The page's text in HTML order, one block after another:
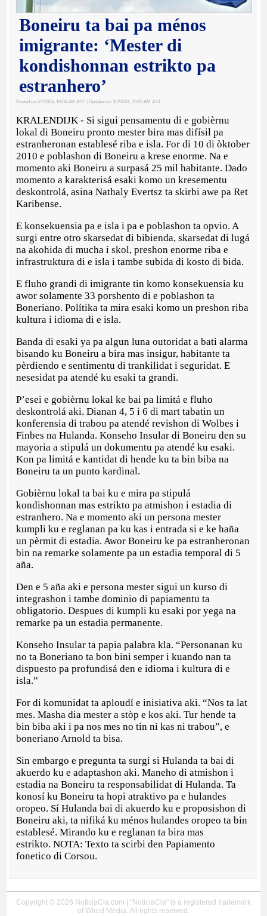
Boneiru ta bai pa ménos
imigrante: ‘Mester di
kondishonnan estrikto pa
estranhero’
Posted on 3/7/2024, 10:04 AM AST | Updated on 3/7/2024, 10:05 AM AST
KRALENDIJK - Si sigui pensamentu di e gobièrnu
lokal di Boneiru pronto mester bira mas difísil pa
estranheronan establesé riba e isla. For di 10 di òktober
2010 e poblashon di Boneiru a krese enorme. Na e
momento aki Boneiru a surpasá 25 mil habitante. Dado
momento a karakterisá esaki komo un kresementu
deskontrolá, asina Nathaly Evertsz ta skirbi awe pa Ret
Karibense.
E konsekuensia pa e isla i pa e poblashon ta opvio. A
surgi entre otro skarsedat di bibienda, skarsedat di lugá
na akohida di mucha i skol, preshon enorme riba e
infrastruktura di e isla i tambe subida di kosto di bida.
E fluho grandi di imigrante tin komo konsekuensia ku
awor solamente 33 porshento di e poblashon ta
Boneriano. Polítika ta mira esaki komo un preshon riba
kultura i idioma di e isla.
Banda di esaki ya pa algun luna outoridat a bati alarma
bisando ku Boneiru a bira mas insigur, habitante ta
pèrdiendo e sentimentu di trankilidat i seguridat. E
nesesidat pa atendé ku esaki ta grandi.
P’esei e gobièrnu lokal ke bai pa limitá e fluho
deskontrolá aki. Dianan 4, 5 i 6 di mart tabatin un
konferensia di trabou pa atendé revishon di Wolbes i
Finbes na Hulanda. Konseho Insular di Boneiru den su
mayoria a stipulá un dokumentu pa atendé ku esaki.
Kon pa limitá e kantidat di hende ku ta bin biba na
Boneiru ta un punto kardinal.
Gobièrnu lokal ta bai ku e mira pa stipulá
kondishonnan mas estrikto pa atmishon i estadia di
estranhero. Na e momento aki un persona mester
kumpli ku e reglanan pa ku kas i entrada si e ke haña
un pèrmit di estadia. Awor Boneiru ke pa estranheronan
bin na remarke solamente pa un estadia temporal di 5
aña.
Den e 5 aña aki e persona mester sigui un kurso di
integrashon i tambe dominio di papiamentu ta
obligatorio. Despues di kumpli ku esaki por yega na
remarke pa un estadia permanente.
Konseho Insular ta papia palabra kla. “Personanan ku
no ta Boneriano ta bon bini semper i kuando nan ta
dispuesto pa profundisá den e idioma i kultura di e
isla.”
For di komunidat ta aploudí e inisiativa aki. “Nos ta lat
mes. Masha dia mester a stòp e kos aki. Tur hende ta
bin biba aki i pa nos mes no tin ni kas ni trabou”, e
boneriano Arnold ta bisa.
Sin embargo e pregunta ta surgi si Hulanda ta bai di
akuerdo ku e adaptashon aki. Maneho di atmishon i
estadia na Boneiru ta responsabilidat di Hulanda. Ta
konosí ku Boneiru ta hopi atraktivo pa e hulandes
oropeo. Sí Hulanda bai di akuerdo ku e proposishon di
Boneiru aki, ta nifiká ku ménos hulandes oropeo ta bin
establesé. Mirando ku e reglanan ta bira mas
estrikto. NOTA: Texto ta scirbi den Papiamento
fonetico di Corsou.
Copyright © 2026 NoticiaCla.com | "NoticiaCla" is a registered trademark
of Wired Media. All rights reserved.